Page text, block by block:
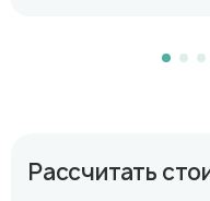
Рассчитать